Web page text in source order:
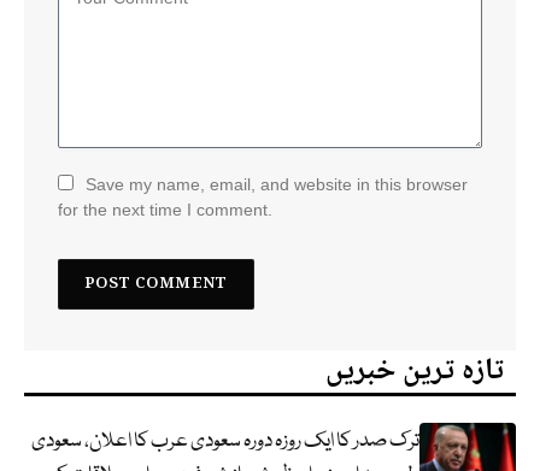
Save my name, email, and website in this browser
for the next time I comment.
تازہ ترین خبریں
ترک صدر کا ایک روزہ دورہ سعودی عرب کا اعلان، سعودی